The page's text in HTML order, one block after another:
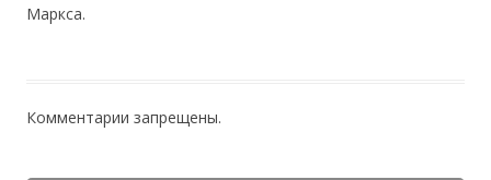
Маркса.
Комментарии запрещены.